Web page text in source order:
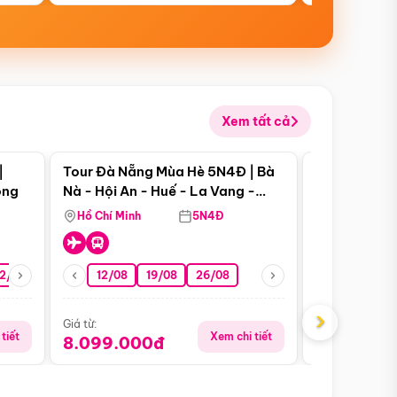
Xem tất cả
08 26/08 05/09 09/09 12/09
tiết
Điểm nổi bật
Tour Đà Nẵng Mùa Hè 5N4Đ | Bà
Nà - Hội An - Huế - La Vang -
Động Thiên Đường
Hồ Chí Minh 5N4Đ
12/08 19/08 26/08
Giá từ:
8.099.000đ Xem chi tiết
Giá từ:
›